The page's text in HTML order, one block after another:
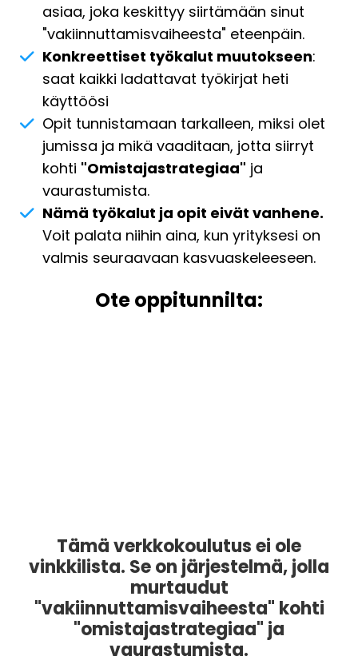
asiaa, joka keskittyy siirtämään sinut
"vakiinnuttamisvaiheesta" eteenpäin.
Konkreettiset työkalut muutokseen:
saat kaikki ladattavat työkirjat heti
käyttöösi
Opit tunnistamaan tarkalleen, miksi olet
jumissa ja mikä vaaditaan, jotta siirryt
kohti "Omistajastrategiaa" ja
vaurastumista.
Nämä työkalut ja opit eivät vanhene.
Voit palata niihin aina, kun yrityksesi on
valmis seuraavaan kasvuaskeleeseen.
Ote oppitunnilta:
Tämä verkkokoulutus ei ole
vinkkilista. Se on järjestelmä, jolla
murtaudut
"vakiinnuttamisvaiheesta" kohti
"omistajastrategiaa" ja
vaurastumista.